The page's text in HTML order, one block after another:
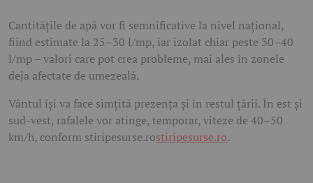
Cantitățile de apă vor fi semnificative la nivel național,
fiind estimate la 25–30 l/mp, iar izolat chiar peste 30–40
l/mp – valori care pot crea probleme, mai ales în zonele
deja afectate de umezeală.
Vântul își va face simțită prezența și în restul țării. În est și
sud-vest, rafalele vor atinge, temporar, viteze de 40–50
km/h, conform stiripesurse.rostiripesurse.ro.